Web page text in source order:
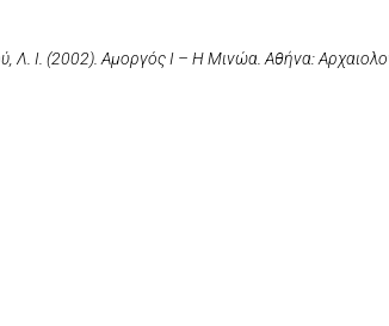
Λ. Ι. (2002). Αμοργός Ι – Η Μινώα. Αθήνα: